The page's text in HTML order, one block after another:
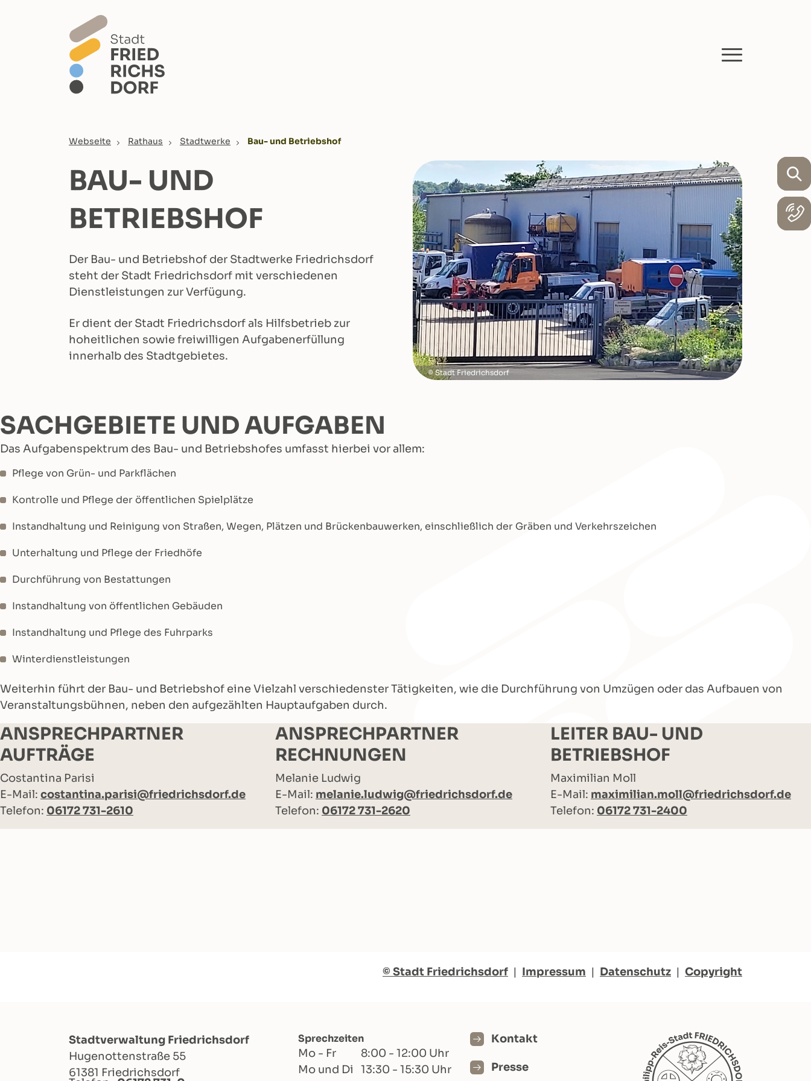
You are here:
Webseite Rathaus Stadtwerke Bau- und Betriebshof
BAU- UND
BETRIEBSHOF
Der Bau- und Betriebshof der Stadtwerke Friedrichsdorf
steht der Stadt Friedrichsdorf mit verschiedenen
Dienstleistungen zur Verfügung.
Er dient der Stadt Friedrichsdorf als Hilfsbetrieb zur
hoheitlichen sowie freiwilligen Aufgabenerfüllung
innerhalb des Stadtgebietes.
Stadt Friedrichsdorf
SACHGEBIETE UND AUFGABEN
Das Aufgabenspektrum des Bau- und Betriebshofes umfasst hierbei vor allem:
Pflege von Grün- und Parkflächen
Kontrolle und Pflege der öffentlichen Spielplätze
Instandhaltung und Reinigung von Straßen, Wegen, Plätzen und Brückenbauwerken, einschließlich der Gräben und Verkehrszeichen
Unterhaltung und Pflege der Friedhöfe
Durchführung von Bestattungen
Instandhaltung von öffentlichen Gebäuden
Instandhaltung und Pflege des Fuhrparks
Winterdienstleistungen
Weiterhin führt der Bau- und Betriebshof eine Vielzahl verschiedenster Tätigkeiten, wie die Durchführung von Umzügen oder das Aufbauen von
Veranstaltungsbühnen, neben den aufgezählten Hauptaufgaben durch.
ANSPRECHPARTNER
AUFTRÄGE
Costantina Parisi
E-Mail: costantina.parisi@friedrichsdorf.de
Telefon: 06172 731-2610
ANSPRECHPARTNER
RECHNUNGEN
Melanie Ludwig
E-Mail: melanie.ludwig@friedrichsdorf.de
Telefon: 06172 731-2620
LEITER BAU- UND
BETRIEBSHOF
Maximilian Moll
E-Mail: maximilian.moll@friedrichsdorf.de
Telefon: 06172 731-2400
© Stadt Friedrichsdorf | Impressum | Datenschutz | Copyright
Stadtverwaltung Friedrichsdorf
Hugenottenstraße 55
61381 Friedrichsdorf
Sprechzeiten
Mo - Fr
8:00 - 12:00 Uhr
Mo und Di
13:30 - 15:30 Uhr
Kontakt
Presse